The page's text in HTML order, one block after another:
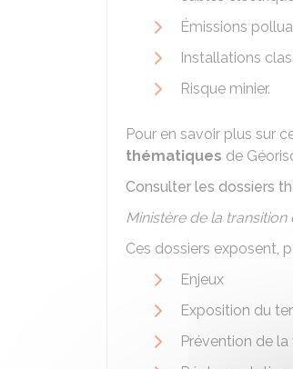
Émissions
Installations
Risque minier.
Pour en savoir plus sur
thématiques de
Consulter les dossiers
Ministère de la
Ces dossiers exposent,
Enjeux
Exposition du
Prévention de